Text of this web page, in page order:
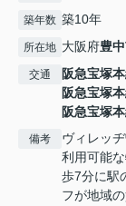
築年数 築10年
所在地 大阪府豊
交通 阪急宝塚
阪急宝塚
阪急宝塚
備考
ヴィレッ
利用可能
歩7分に駅
フが地域